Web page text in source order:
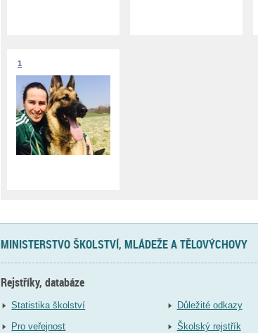
1
MINISTERSTVO ŠKOLSTVÍ, MLÁDEŽE A TĚLOVÝCHOVY
Rejstříky, databáze
Statistika školství
Pro veřejnost
Důležité odkazy
Školský rejstřík